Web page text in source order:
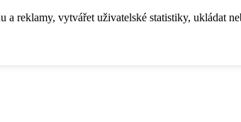
reklamy, vytvářet uživatelské statistiky, ukládat